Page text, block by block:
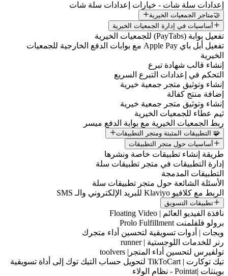
إعدادات سلة شات - خيارات إعدادات سلة شات
🤝متاجر الجمعيات الخيرية
أساسيات في إدارة الجمعيات الخيرية
تفعيل بوابة (PayTabs) للجمعيات الخيرية
تفعيل أبل باي Apple Pay مع بوابات الدفع الخارجية للجمعيات
الخيرية
إنشاء قالب شهادة تبرع
التحكم في إعدادات التبرع السريع
إنشاء وتوثيق متجر جمعية خيرية
إضافة منتج كفالة
إنشاء وتوثيق متجر جمعية خيرية
ثيم عطاء للجمعيات الخيرية
ربط الجمعيات الخيرية مع بوابة الدفع ميسر
🧩 التطبيقات المثبتة ومتجر التطبيقات
أساسيات حول متجر التطبيقات
طريقة إنشاء تطبيقات خاصة ونشرها
إدارة التطبيقات في متجر تطبيقات سلة
التطبيقات المدمجة
الأسئلة الشائعة حول متجر تطبيقات سلة
الربط مع كلافيو Klaviyo للبريد الإلكتروني والـ SMS
تطبيقات التسويق
نافذة الفيديو العائم | Floating Video
برولو فلفلمنت Prolo Fulfillment
وبجات | أدوات تسويقية لتحسين أداء متجرك
رنر للخدمات اللوجستية | runner
تولفيرس لتحسين أداء المتجر| toolvers
تيك توكارت | TikToCart لتحويل حساب التيك توك إلى أداة تسويقية
بوينتات |Pointat - نظام الولاء